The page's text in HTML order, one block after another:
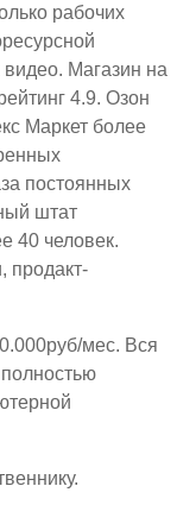
рабочих
Магазин на
4.9. Озон
Маркет более
постоянных
штат
40 человек.
продакт-
мес. Вся